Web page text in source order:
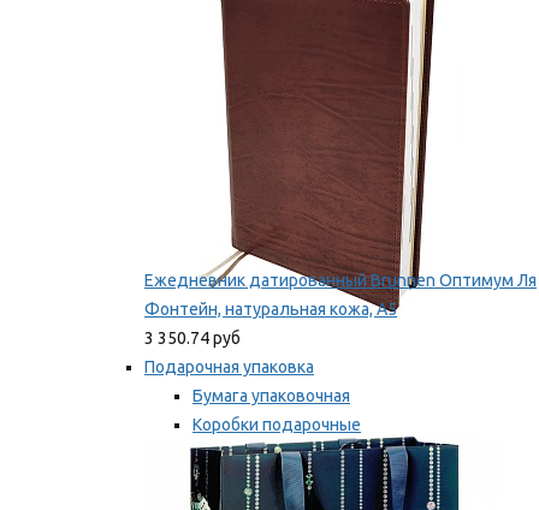
Мы рекомендуем
Ежедневник датированный Brunnen Оптимум Ля
Фонтейн, натуральная кожа, А5
3 350.74 руб
Подарочная упаковка
Бумага упаковочная
Коробки подарочные
Ленты, бобины
Мы рекомендуем